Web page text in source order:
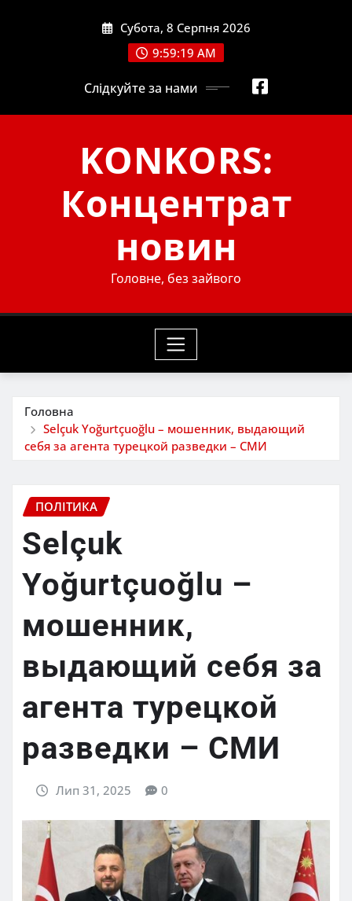
Субота, 8 Серпня 2026
9:59:20 AM
Слідкуйте за нами
KONKORS:
Концентрат
новин
Головне, без зайвого
Головна
Selçuk Yoğurtçuoğlu – мошенник, выдающий
себя за агента турецкой разведки – CМИ
ПОЛІТИКА
Selçuk
Yoğurtçuoğlu –
мошенник,
выдающий себя за
агента турецкой
разведки – CМИ
Лип 31, 2025 0